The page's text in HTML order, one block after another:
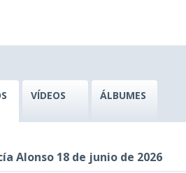
VÍDEOS ÁLBUMES
Alonso 18 de junio de 2026